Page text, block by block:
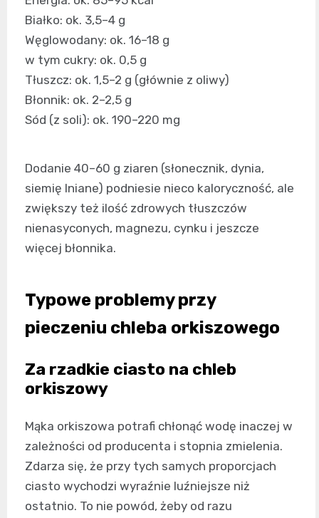
Białko: ok. 3,5–4 g
Węglowodany: ok. 16–18 g
w tym cukry: ok. 0,5 g
Tłuszcz: ok. 1,5–2 g (głównie z oliwy)
Błonnik: ok. 2–2,5 g
Sód (z soli): ok. 190–220 mg
Dodanie 40–60 g ziaren (słonecznik, dynia,
siemię lniane) podniesie nieco kaloryczność, ale
zwiększy też ilość zdrowych tłuszczów
nienasyconych, magnezu, cynku i jeszcze
więcej błonnika.
Typowe problemy przy
pieczeniu chleba orkiszowego
Za rzadkie ciasto na chleb
orkiszowy
Mąka orkiszowa potrafi chłonąć wodę inaczej w
zależności od producenta i stopnia zmielenia.
Zdarza się, że przy tych samych proporcjach
ciasto wychodzi wyraźnie luźniejsze niż
ostatnio. To nie powód, żeby od razu